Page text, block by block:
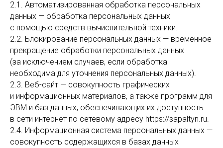
2.1. Автоматизированная обработка персональных
данных — обработка персональных данных
с помощью средств вычислительной техники.
2.2. Блокирование персональных данных — временное
прекращение обработки персональных данных
(за исключением случаев, если обработка
необходима для уточнения персональных данных).
2.3. Веб-сайт — совокупность графических
и информационных материалов, а также программ для
ЭВМ и баз данных, обеспечивающих их доступность
в сети интернет по сетевому адресу https://sapaltyn.ru.
2.4. Информационная система персональных данных —
совокупность содержащихся в базах данных